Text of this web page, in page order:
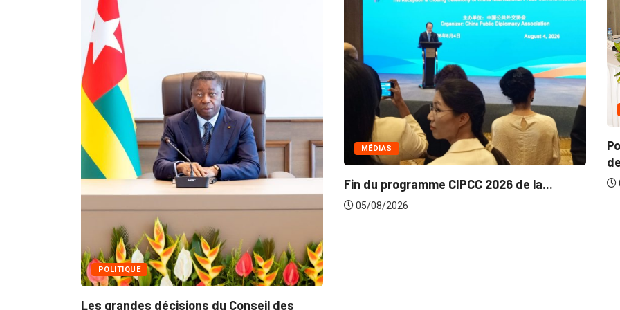
MÉDIAS
Fin du programme CIPCC 2026 de la...
COMMERCE
Politique de la concurrence en Afrique
de...
05/08/2026